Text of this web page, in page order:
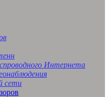
Интернета
сети